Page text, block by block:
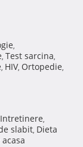
,
, Test sarcina,
, HIV, Ortopedie,
Intretinere,
slabit, Dieta